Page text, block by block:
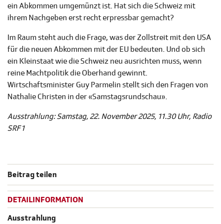
ein Abkommen umgemünzt ist. Hat sich die Schweiz mit
ihrem Nachgeben erst recht erpressbar gemacht?
Im Raum steht auch die Frage, was der Zollstreit mit den USA
für die neuen Abkommen mit der EU bedeuten. Und ob sich
ein Kleinstaat wie die Schweiz neu ausrichten muss, wenn
reine Machtpolitik die Oberhand gewinnt.
Wirtschaftsminister Guy Parmelin stellt sich den Fragen von
Nathalie Christen in der «Samstagsrundschau».
Ausstrahlung: Samstag, 22. November 2025, 11.30 Uhr, Radio
SRF 1
Beitrag teilen
DETAILINFORMATION
Ausstrahlung